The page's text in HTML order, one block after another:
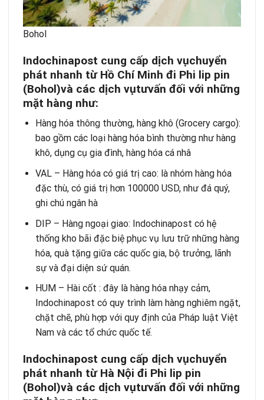
Bohol
Indochinapost cung cấp dịch vụchuyển
phát nhanh từ Hồ Chí Minh đi Phi lip pin
(Bohol)và các dịch vụtưvấn đối với những
mặt hàng như:
Hàng hóa thông thường, hàng khô (Grocery cargo):
bao gồm các loại hàng hóa bình thường như hàng
khô, dụng cụ gia đình, hàng hóa cá nhâ
VAL – Hàng hóa có giá trị cao: là nhóm hàng hóa
đặc thù, có giá trị hơn 100000 USD, như đá quý,
ghi chú ngân hà
DIP – Hàng ngoại giao: Indochinapost có hệ
thống kho bãi đặc biệ phục vụ lưu trữ những hàng
hóa, quà tặng giữa các quốc gia, bộ trưởng, lãnh
sự và đại diện sứ quán.
HUM – Hài cốt : đây là hàng hóa nhạy cảm,
Indochinapost có quy trình làm hàng nghiêm ngặt,
chặt chẽ, phù hợp với quy định của Pháp luật Việt
Nam và các tổ chức quốc tế.
Indochinapost cung cấp dịch vụchuyển
phát nhanh từ Hà Nội đi Phi lip pin
(Bohol)và các dịch vụtưvấn đối với những